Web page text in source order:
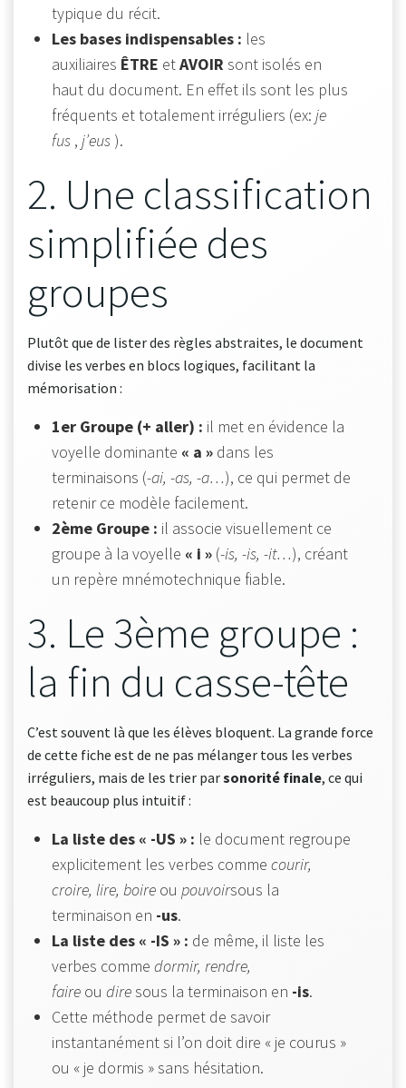
typique du récit.
Les bases indispensables : les
auxiliaires ÊTRE etAVOIR sont isolés en
haut du document. En effet ils sont les plus
fréquents et totalement irréguliers (ex: je
fus , j’eus ).
2. Une classification
simplifiée des
groupes
Plutôt que de lister des règles abstraites, le document
divise les verbes en blocs logiques, facilitant la
mémorisation :
1er Groupe (+ aller) : il met en évidence la
voyelle dominante « a » dans les
terminaisons (-ai, -as, -a…), ce qui permet de
retenir ce modèle facilement.
2ème Groupe : il associe visuellement ce
groupe à la voyelle « i » (-is, -is, -it…), créant
un repère mnémotechnique fiable.
3. Le 3ème groupe :
la fin du casse-tête
C’est souvent là que les élèves bloquent. La grande force
de cette fiche est de ne pas mélanger tous les verbes
irréguliers, mais de les trier parsonorité finale, ce qui
est beaucoup plus intuitif :
La liste des « -US » : le document regroupe
explicitement les verbes comme courir,
croire, lire, boire ou pouvoirsous la
terminaison en -us.
La liste des « -IS » : de même, il liste les
verbes comme dormir, rendre,
faire ou diresous la terminaison en -is.
Cette méthode permet de savoir
instantanément si l’on doit dire « je courus »
ou « je dormis » sans hésitation.